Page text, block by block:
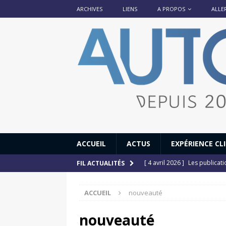
ARCHIVES LIENS A PROPOS
ACCUEIL ACTUS EXPÉRIENCE
FIL ACTUALITÉS [ 4 avril 2026 ] Les
[ 12 juillet 2025 ]
[ 6 juillet 2025 ]
ACCUEIL nouveauté
nouveauté